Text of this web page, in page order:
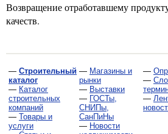
Возвращение отработавшему
качеств.
— Строительный
каталог
— Каталог
строительных
компаний
— Товары и
услуги
— Магазины и
рынки
— Выставки
— ГОСТы,
СНИПы,
СанПиНы
— Новости
—
—
—